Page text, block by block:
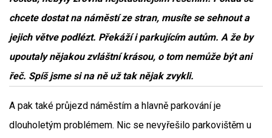
chcete dostat na náměstí ze stran, musíte se sehnout a
jejich větve podlézt. Překáží i parkujícím autům. A že by
upoutaly nějakou zvláštní krásou, o tom nemůže být ani
řeč. Spíš jsme si na ně už tak nějak zvykli.
A pak také průjezd náměstím a hlavně parkování je
dlouholetým problémem. Nic se nevyřešilo parkovištěm u